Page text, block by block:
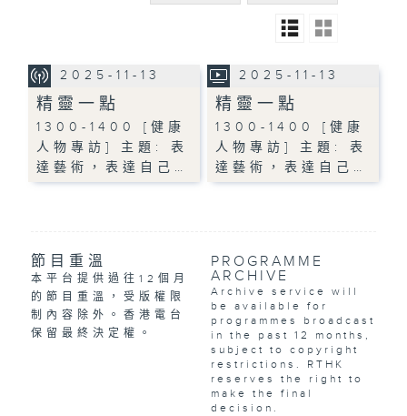
2025-11-13
精靈一點
1300-1400 [健康
人物專訪] 主題: 表
達藝術，表達自己…
2025-11-13
精靈一點
1300-1400 [健康
人物專訪] 主題: 表
達藝術，表達自己…
節目重溫
本平台提供過往12個月
的節目重溫，受版權限
制內容除外。香港電台
保留最終決定權。
PROGRAMME
ARCHIVE
Archive service will
be available for
programmes broadcast
in the past 12 months,
subject to copyright
restrictions. RTHK
reserves the right to
make the final
decision.